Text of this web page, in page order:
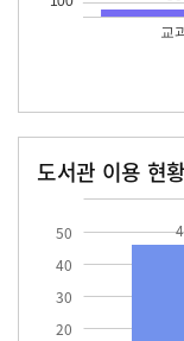
도서관 이용 현
20
30
40
50